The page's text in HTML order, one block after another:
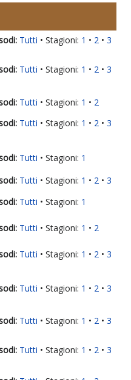
Tutti Stagioni: 1 2
3
Tutti Stagioni: 1 2
3
Tutti Stagioni: 1
2
Tutti Stagioni: 1 2
3
Tutti Stagioni: 1
Tutti Stagioni: 1 2
3
Tutti Stagioni: 1
Tutti Stagioni: 1 2
Tutti Stagioni: 1 2
3
Tutti Stagioni: 1 2
3
Tutti Stagioni: 1 2
3
Tutti Stagioni: 1 2
3